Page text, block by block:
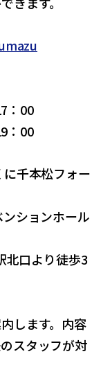
：00
：00
千本松フォー
ションホール
北口より徒歩3
します。内容
スタッフが対